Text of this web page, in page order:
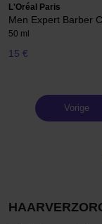
L'Oréal Paris
Men Expert Barber
50 ml
15 €
Vorige